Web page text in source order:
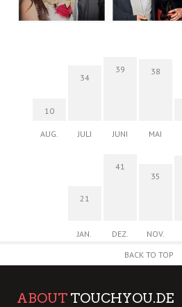
10
AUG.
34
JULI
39
JUNI
38
MAI
21
JAN.
41
DEZ.
35
NOV.
BACK TO TOP
ABOUT TOUCHYOU.DE